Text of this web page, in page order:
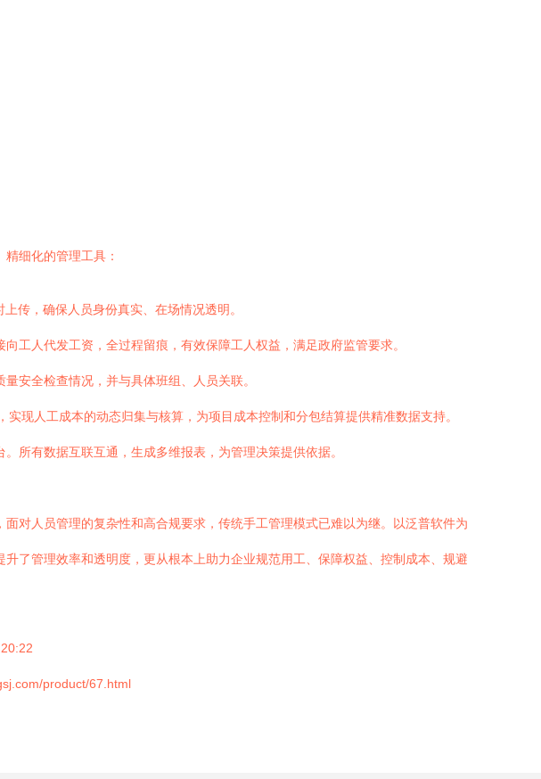
细化的管理工具：
传，确保人员身份真实、在场情况透明。
工人代发工资，全过程留痕，有效保障工人权益，满足政府监管要求。
安全检查情况，并与具体班组、人员关联。
现人工成本的动态归集与核算，为项目成本控制和分包结算提供精准数据支持。
所有数据互联互通，生成多维报表，为管理决策提供依据。
对人员管理的复杂性和高合规要求，传统手工管理模式已难以为继。以泛普软件为
了管理效率和透明度，更从根本上助力企业规范用工、保障权益、控制成本、规避
product/67.html